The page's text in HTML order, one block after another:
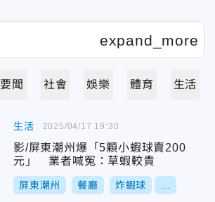
要聞 社會 娛樂 體育 生活
生活
影/屏東潮州爆「5顆小蝦球賣200
元」 業者喊冤：草蝦較貴
屏東潮州 餐廳 炸蝦球
2025/04/17 19:30